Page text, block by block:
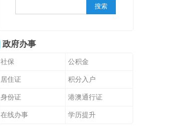
搜索
政府办事
社保 公积金
居住证 积分入户
身份证 港澳通行证
在线办事 学历提升